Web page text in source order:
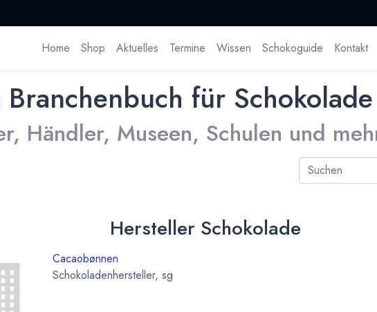
Home Shop Aktuelles Termine Wissen Schokoguide Kontakt
für Schokolade
Händler, Museen, Schulen und
Hersteller Schokolade
Cacaobønnen
Schokoladenhersteller, sg